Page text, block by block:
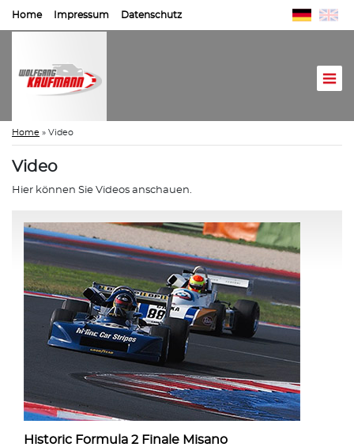
Home Impressum Datenschutz
Home » Video
Video
Hier können Sie Videos anschauen.
Historic Formula 2 Finale Misano